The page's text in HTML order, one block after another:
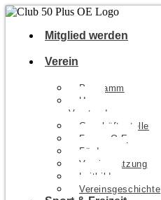
Mitglied werden
Verein
Programm
Unser
Vorstand
Geschäftsstelle
Forum O-E
Förderer
Vereinssatzung
Leitbild
Vereinsgeschichte